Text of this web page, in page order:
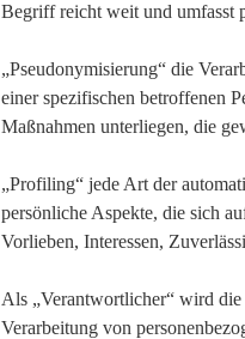
Begriff reicht weit und umfasst
„Pseudonymisierung“ die
einer spezifischen betroffenen
Maßnahmen unterliegen, die
„Profiling“ jede Art der
persönliche Aspekte, die sich
Vorlieben, Interessen,
Als „Verantwortlicher“ wird
Verarbeitung von